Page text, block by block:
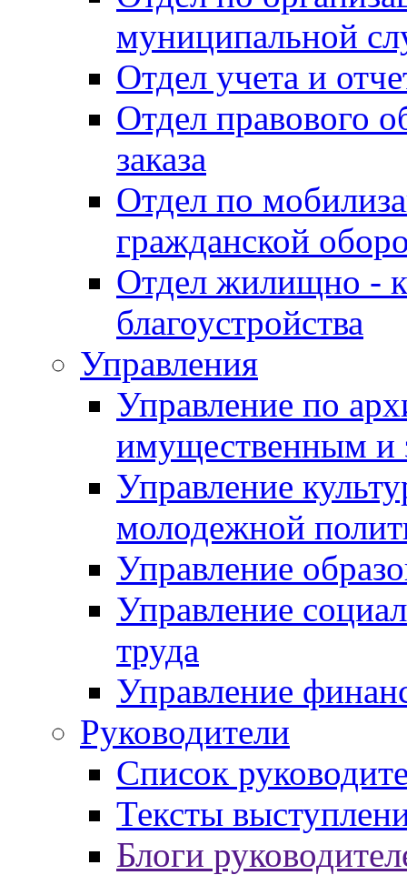
муниципальной
Отдел учета и
Отдел правового
заказа
Отдел по
гражданской
Отдел жилищно -
благоустройства
Управления
Управление по
имущественным и
Управление
молодежной
Управление
Управление
труда
Управление
Руководители
Список
Тексты
Блоги